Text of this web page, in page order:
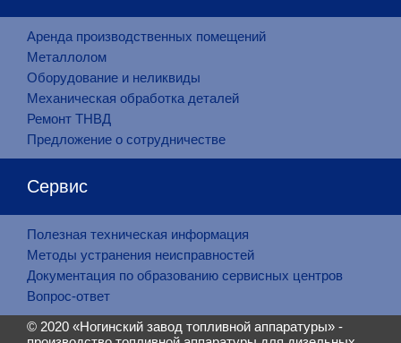
Аренда производственных помещений
Металлолом
Оборудование и неликвиды
Механическая обработка деталей
Ремонт ТНВД
Предложение о сотрудничестве
Сервис
Полезная техническая информация
Методы устранения неисправностей
Документация по образованию сервисных центров
Вопрос-ответ
© 2020 «Ногинский завод топливной аппаратуры» -